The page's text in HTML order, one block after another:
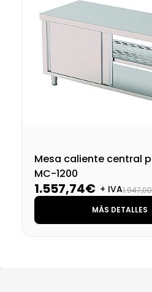
Mesa caliente central
MC-1200
1.557,74€ + IVA
MÁS DETALLES